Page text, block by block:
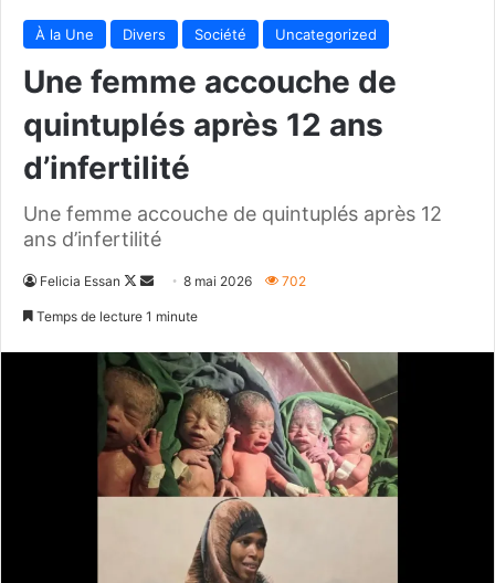
À la Une Divers Société Uncategorized
Une femme accouche de
quintuplés après 12 ans
d’infertilité
Une femme accouche de quintuplés après 12
ans d’infertilité
Felicia Essan
Follow
Envoyer8 mai 2026 702
Temps de lecture 1 minute